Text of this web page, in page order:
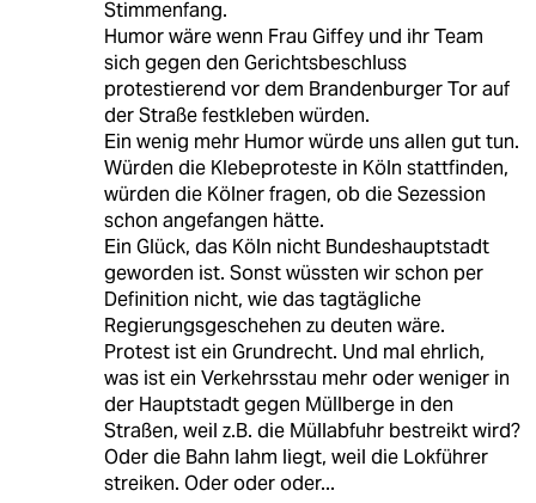
Stimmenfang.
Humor wäre wenn Frau Giffey und ihr Team
sich gegen den Gerichtsbeschluss
protestierend vor dem Brandenburger Tor auf
der Straße festkleben würden.
Ein wenig mehr Humor würde uns allen gut tun.
Würden die Klebeproteste in Köln stattfinden,
würden die Kölner fragen, ob die Sezession
schon angefangen hätte.
Ein Glück, das Köln nicht Bundeshauptstadt
geworden ist. Sonst wüssten wir schon per
Definition nicht, wie das tagtägliche
Regierungsgeschehen zu deuten wäre.
Protest ist ein Grundrecht. Und mal ehrlich,
was ist ein Verkehrsstau mehr oder weniger in
der Hauptstadt gegen Müllberge in den
Straßen, weil z.B. die Müllabfuhr bestreikt wird?
Oder die Bahn lahm liegt, weil die Lokführer
streiken. Oder oder oder...